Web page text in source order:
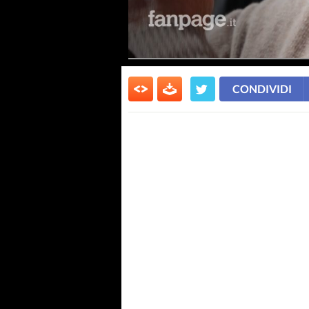
CONDIVIDI